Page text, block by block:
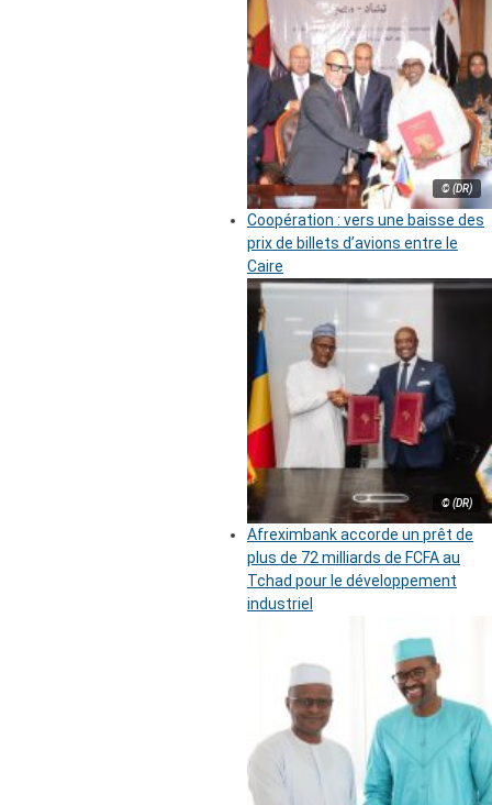
© (DR)
Coopération : vers une baisse des
prix de billets d’avions entre le
Caire
© (DR)
Afreximbank accorde un prêt de
plus de 72 milliards de FCFA au
Tchad pour le développement
industriel